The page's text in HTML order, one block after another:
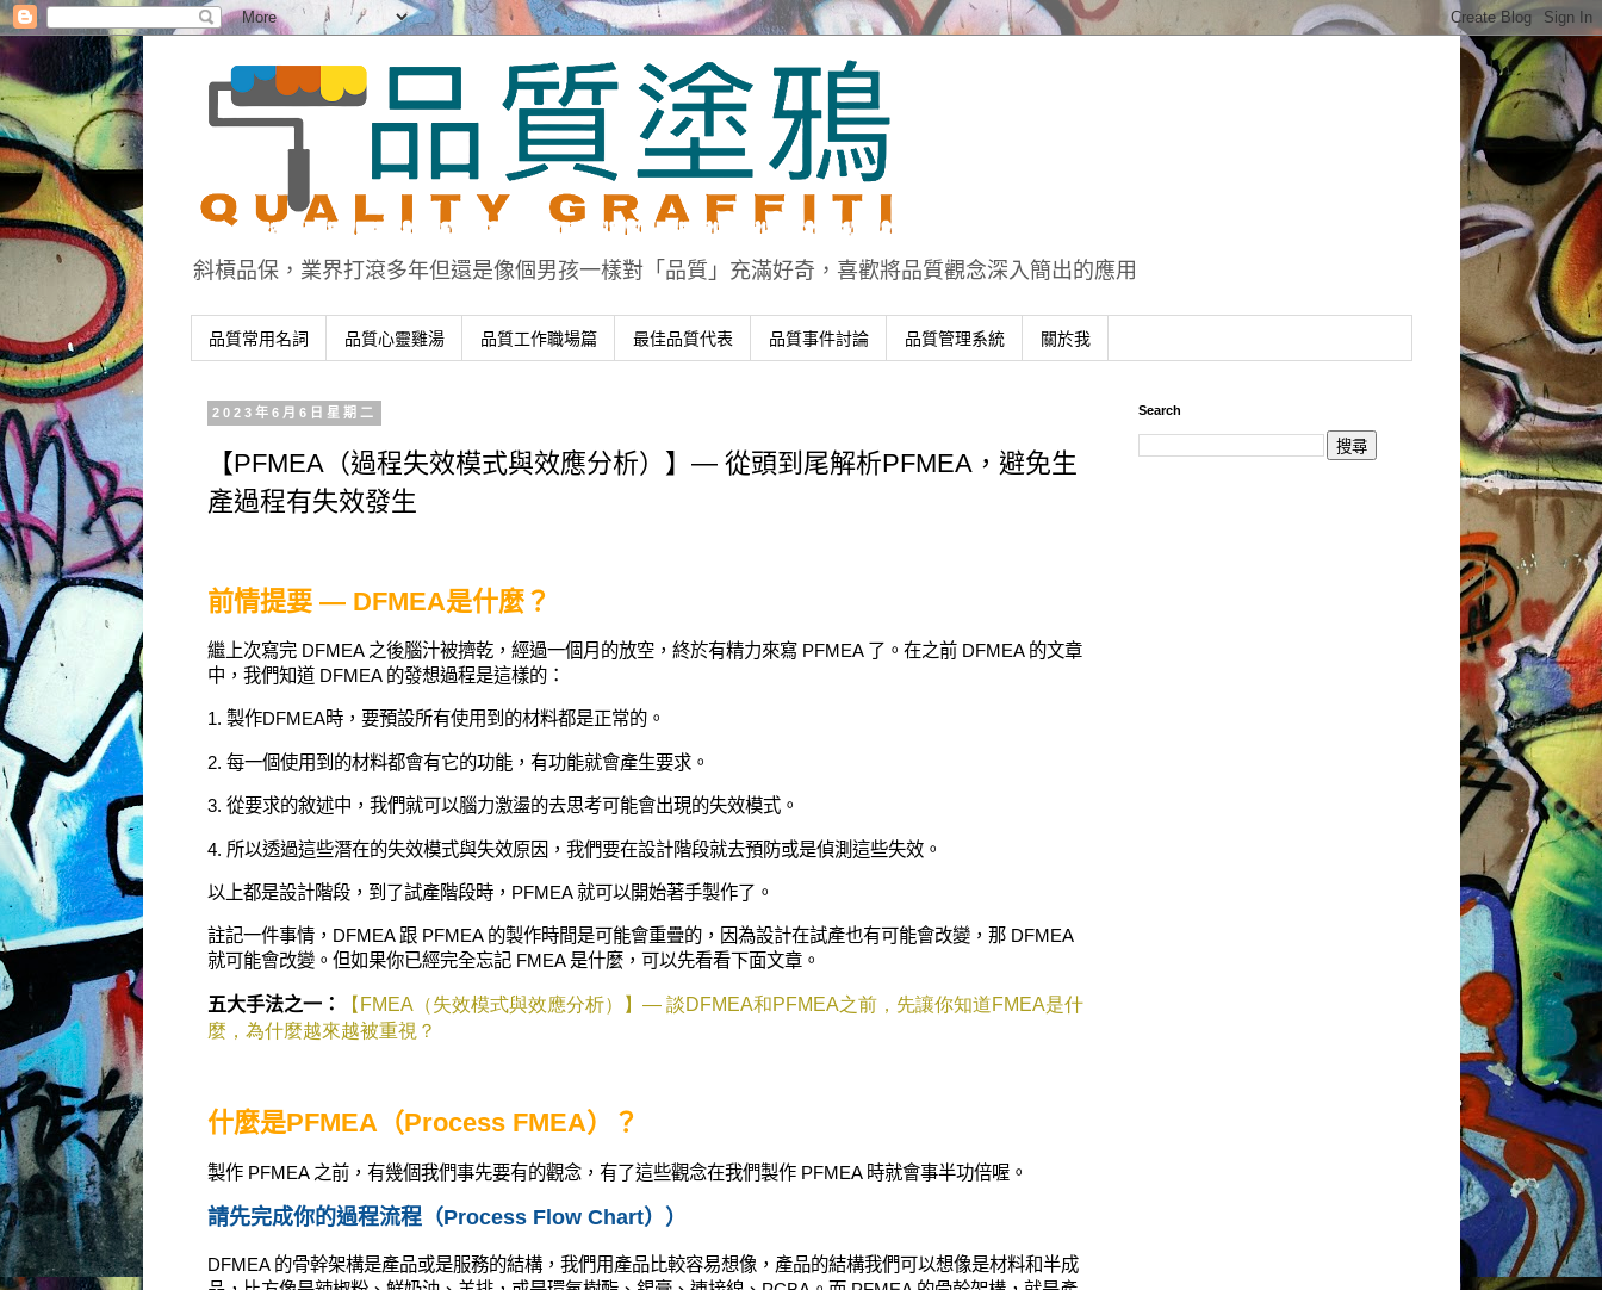
斜槓品保，業界打滾多年但還是像個男孩一樣對「品質」充滿好奇，喜歡將品質觀念深入簡出的應用
品質常用名詞 品質心靈雞湯 品質工作職場篇 最佳品質代表 品質事件討論 品質管理系統 關於我
2023年6月6日星期二
【PFMEA（過程失效模式與效應分析）】— 從頭到尾解析PFMEA，避免生
產過程有失效發生
前情提要 — DFMEA是什麼？
繼上次寫完 DFMEA 之後腦汁被擠乾，經過一個月的放空，終於有精力來寫 PFMEA 了。在之前 DFMEA 的文章
中，我們知道 DFMEA 的發想過程是這樣的：
1. 製作DFMEA時， 要預設所有使用到的材料都是正常的。
2. 每一個使用到的材料都會有它的功能，有功能就會產生要求。
3. 從要求的敘述中，我們就可以腦力激盪的去思考可能會出現的失效模式。
4. 所以透過這些潛在的失效模式與失效原因，我們要在設計階段就去預防或是偵測這些失效。
以上都是設計階段，到了試產階段時，PFMEA 就可以開始著手製作了。
註記一件事情，DFMEA 跟 PFMEA 的製作時間是可能會重疊的，因為設計在試產也有可能會改變，那 DFMEA
就可能會改變。但如果你已經完全忘記 FMEA 是什麼，可以先看看下面文章。
五大手法之一： 【 FMEA （失效模式與效應分析）】— 談DFMEA和PFMEA之前，先讓你知道FMEA是什
麼，為什麼越來越被重視？
什麼是PFMEA（Process FMEA）？
製作 PFMEA 之前，有幾個我們事先要有的觀念，有了這些觀念在我們製作 PFMEA 時就會事半功倍喔。
請先完成你的過程流程（Process Flow Chart））
DFMEA 的骨幹架構是產品或是服務的結構，我們用產品比較容易想像，產品的結構我們可以想像是材料和半成
Search